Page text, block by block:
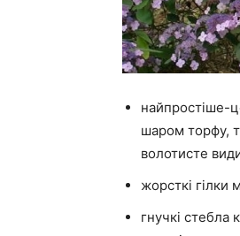
найпростіше-
шаром торфу,
волотисте
жорсткі
гнучкі стебла